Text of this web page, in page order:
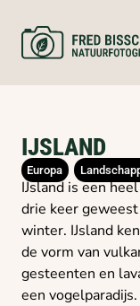
IJSLAND
Europa
IJsland is een
drie keer
winter. IJsland
de vorm van
gesteenten en
een vogelparadijs.